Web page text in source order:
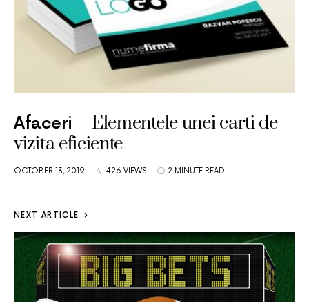
Afaceri
Elementele unei carti de
vizita eficiente
OCTOBER 13, 2019 426 VIEWS 2 MINUTE READ
NEXT ARTICLE